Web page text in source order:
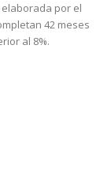
elaborada por el
42 meses
al 8%.